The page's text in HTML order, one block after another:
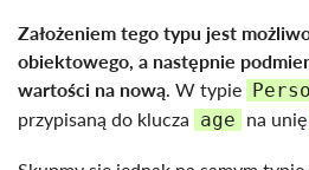
Założeniem tego typu jest
obiektowego, a następnie
wartości na nową. W typie
przypisaną do klucza age na unię